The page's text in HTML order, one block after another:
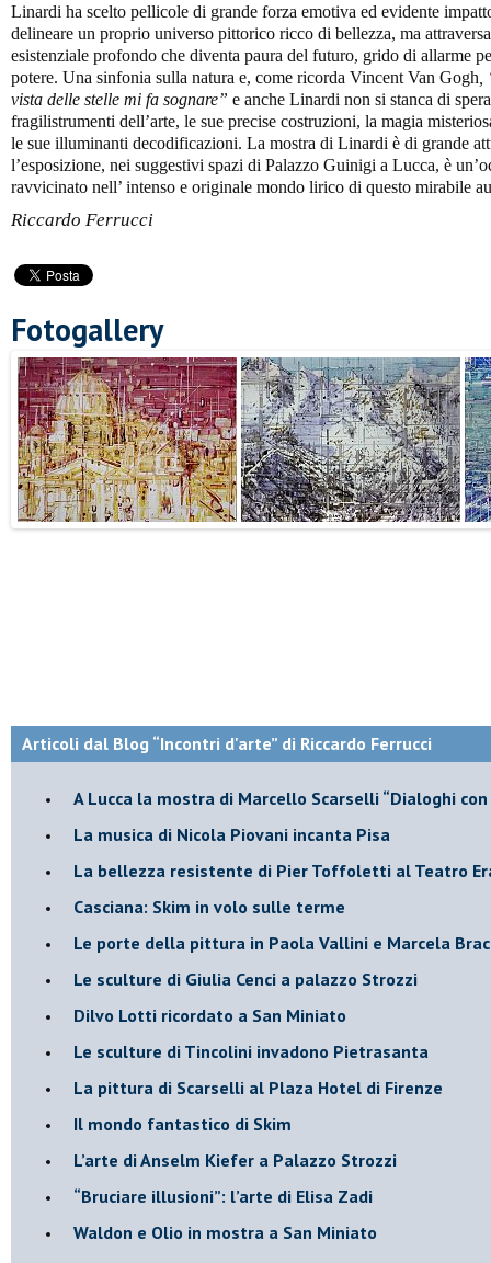
Linardi ha scelto pellicole di grande forza emotiva ed evidente
delineare un proprio universo pittorico ricco di bellezza, ma
esistenziale profondo che diventa paura del futuro, grido di allarme
potere. Una sinfonia sulla natura e, come ricorda Vincent Van Gogh
vista delle stelle mi fa sognare” e anche Linardi non si stanca di
fragilistrumenti dell’arte, le sue precise costruzioni, la magia
le sue illuminanti decodificazioni. La mostra di Linardi è di grande
l’esposizione, nei suggestivi spazi di Palazzo Guinigi a Lucca, è
ravvicinato nell’ intenso e originale mondo lirico di questo mirabile
Riccardo Ferrucci
Fotogallery
Articoli dal Blog “Incontri d'arte” di Riccardo Ferrucci
A Lucca la mostra di Marcello Scarselli “Dialoghi
​La musica di Nicola Piovani incanta Pisa
​La bellezza resistente di Pier Toffoletti al Teatro
​Casciana: Skim in volo sulle terme
​Le porte della pittura in Paola Vallini e Marcela
​Le sculture di Giulia Cenci a palazzo Strozzi
​Dilvo Lotti ricordato a San Miniato
​Le sculture di Tincolini invadono Pietrasanta
La pittura di Scarselli al Plaza Hotel di Firenze
​Il mondo fantastico di Skim
​L’arte di Anselm Kiefer a Palazzo Strozzi
​“Bruciare illusioni”: l’arte di Elisa Zadi
​Waldon e Olio in mostra a San Miniato